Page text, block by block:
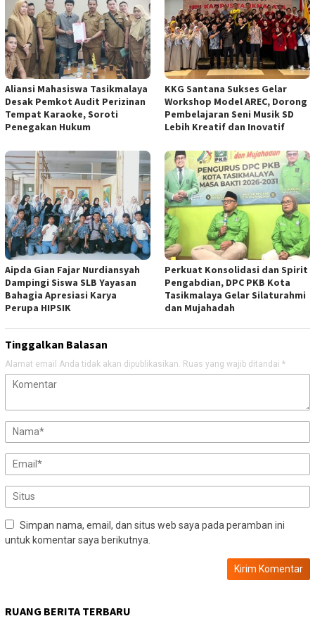
Aliansi Mahasiswa Tasikmalaya
Desak Pemkot Audit Perizinan
Tempat Karaoke, Soroti
Penegakan Hukum
KKG Santana Sukses Gelar
Workshop Model AREC, Dorong
Pembelajaran Seni Musik SD
Lebih Kreatif dan Inovatif
Aipda Gian Fajar Nurdiansyah
Dampingi Siswa SLB Yayasan
Bahagia Apresiasi Karya
Perupa HIPSIK
Perkuat Konsolidasi dan Spirit
Pengabdian, DPC PKB Kota
Tasikmalaya Gelar Silaturahmi
dan Mujahadah
Tinggalkan Balasan
Alamat email Anda tidak akan dipublikasikan. Ruas yang wajib ditandai *
Simpan nama, email, dan situs web saya pada peramban ini
untuk komentar saya berikutnya.
RUANG BERITA TERBARU